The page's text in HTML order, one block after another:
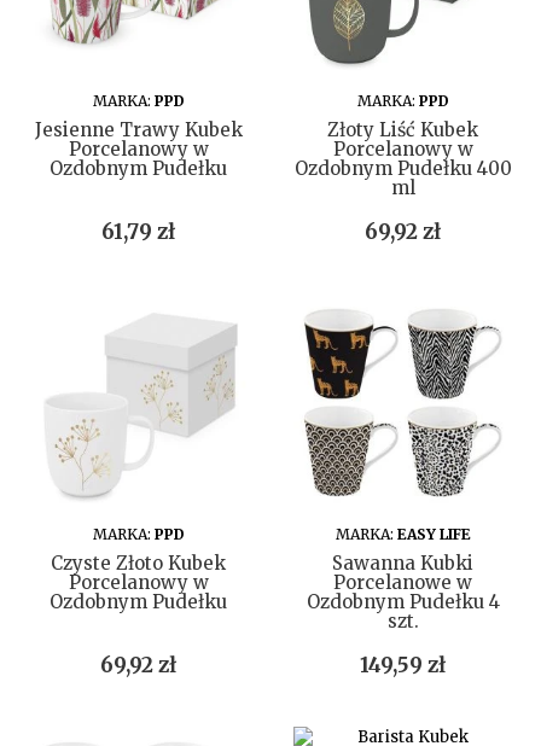
DO KOSZYKA
MARKA: PPD
Jesienne Trawy Kubek
Porcelanowy w
Ozdobnym Pudełku
Cena
61,79 zł
DO KOSZYKA
MARKA: PPD
Złoty Liść Kubek
Porcelanowy w
Ozdobnym Pudełku 400
ml
Cena
69,92 zł
DO KOSZYKA
MARKA: PPD
Czyste Złoto Kubek
Porcelanowy w
Ozdobnym Pudełku
Cena
69,92 zł
DO KOSZYKA
MARKA: EASY LIFE
Sawanna Kubki
Porcelanowe w
Ozdobnym Pudełku 4
szt.
Cena
149,59 zł